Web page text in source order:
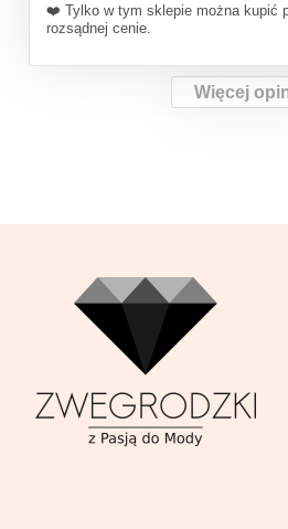
❤️ Tylko w tym sklepie można kupić
rozsądnej cenie.
Więcej